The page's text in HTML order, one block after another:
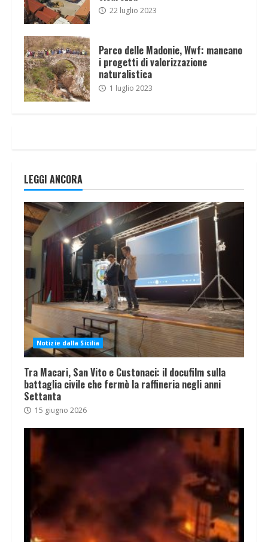
22 luglio 2023
Parco delle Madonie, Wwf: mancano
i progetti di valorizzazione
naturalistica
1 luglio 2023
LEGGI ANCORA
Notizie dalla Sicilia
Tra Macari, San Vito e Custonaci: il docufilm sulla
battaglia civile che fermò la raffineria negli anni
Settanta
15 giugno 2026